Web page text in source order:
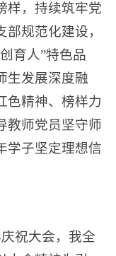
样，持续筑牢党
规范化建设，
育人”特色品
生发展深度融
色精神、榜样力
教师党员坚守师
学子坚定理想信
祝大会，我全